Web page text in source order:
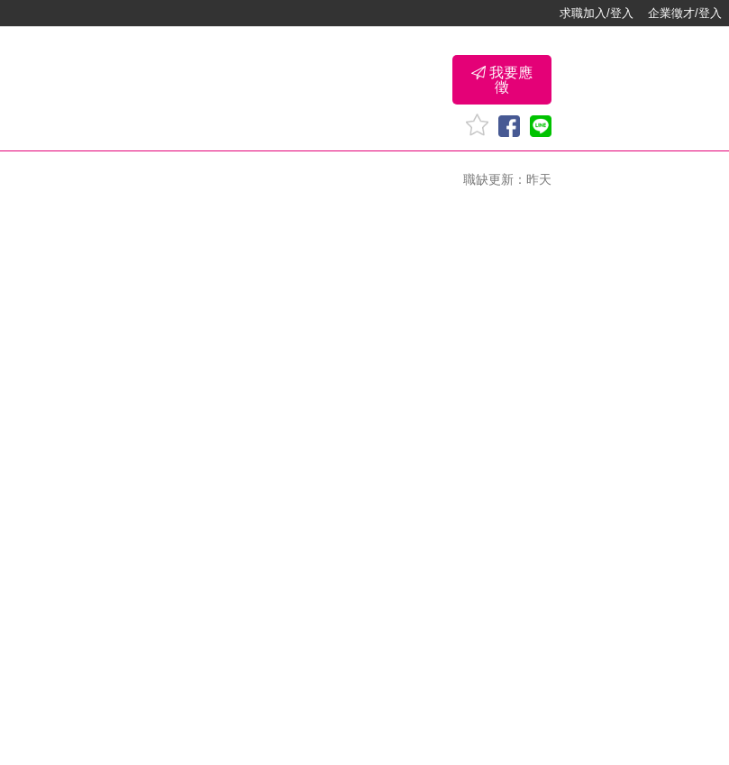
求職加入/登入 企業徵才/登入
我要應
徵
職缺更新：昨天